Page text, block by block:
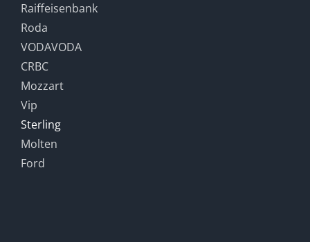
Raiffeisenbank
Roda
VODAVODA
CRBC
Mozzart
Vip
Sterling
Molten
Ford